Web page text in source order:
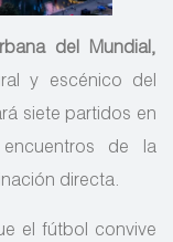
del Mundial,
y escénico del
siete partidos en
de la
directa.
el fútbol convive